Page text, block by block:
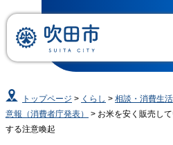
トップページ > くらし >相談・消費生活
意報（消費者庁発表）
> お米を安く販売し
する注意喚起